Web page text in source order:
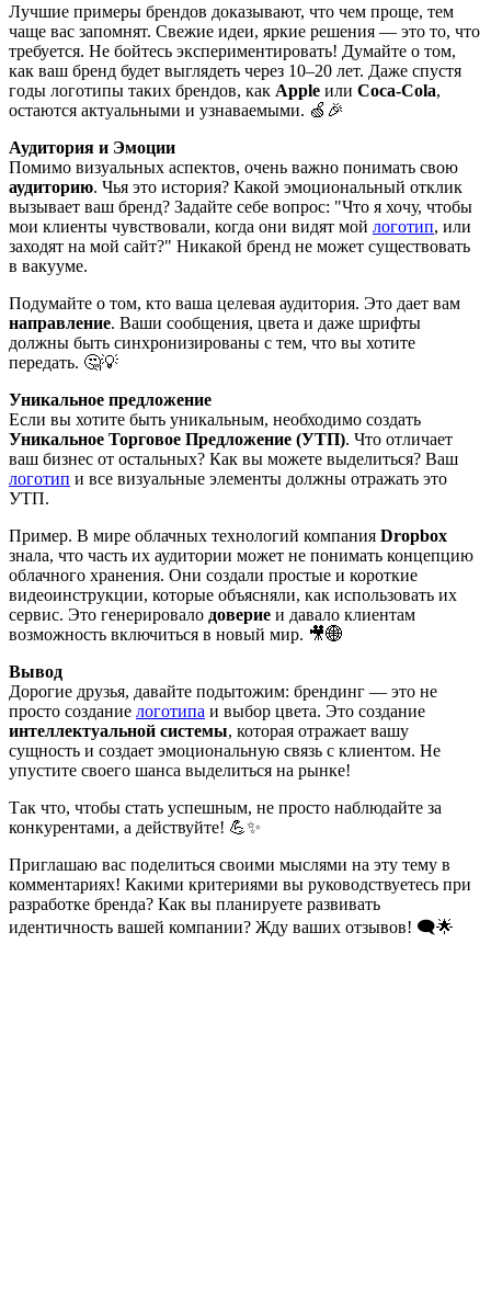
Лучшие примеры брендов доказывают, что чем проще, тем
чаще вас запомнят. Свежие идеи, яркие решения — это то, что
требуется. Не бойтесь экспериментировать! Думайте о том,
как ваш бренд будет выглядеть через 10–20 лет. Даже спустя
годы логотипы таких брендов, как Apple или Coca-Cola,
остаются актуальными и узнаваемыми. 🍏🎉
Аудитория и Эмоции
Помимо визуальных аспектов, очень важно понимать свою
аудиторию. Чья это история? Какой эмоциональный отклик
вызывает ваш бренд? Задайте себе вопрос: "Что я хочу, чтобы
мои клиенты чувствовали, когда они видят мой логотип, или
заходят на мой сайт?" Никакой бренд не может существовать
в вакууме.
Подумайте о том, кто ваша целевая аудитория. Это дает вам
направление. Ваши сообщения, цвета и даже шрифты
должны быть синхронизированы с тем, что вы хотите
передать. 🤔💡
Уникальное предложение
Если вы хотите быть уникальным, необходимо создать
Уникальное Торговое Предложение (УТП). Что отличает
ваш бизнес от остальных? Как вы можете выделиться? Ваш
логотип и все визуальные элементы должны отражать это
УТП.
Пример. В мире облачных технологий компания Dropbox
знала, что часть их аудитории может не понимать концепцию
облачного хранения. Они создали простые и короткие
видеоинструкции, которые объясняли, как использовать их
сервис. Это генерировало доверие и давало клиентам
возможность включиться в новый мир. 🎥🌐
Вывод
Дорогие друзья, давайте подытожим: брендинг — это не
просто создание логотипа и выбор цвета. Это создание
интеллектуальной системы, которая отражает вашу
сущность и создает эмоциональную связь с клиентом. Не
упустите своего шанса выделиться на рынке!
Так что, чтобы стать успешным, не просто наблюдайте за
конкурентами, а действуйте! 💪✨
Приглашаю вас поделиться своими мыслями на эту тему в
комментариях! Какими критериями вы руководствуетесь при
разработке бренда? Как вы планируете развивать
идентичность вашей компании? Жду ваших отзывов! 🗨️🌟